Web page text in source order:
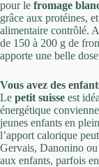
pour le fromage
grâce aux protéines,
alimentaire contrôlé.
de 150 à 200 g de
apporte une belle
Vous avez des
Le petit suisse est
énergétique
jeunes enfants en
l’apport calorique
Gervais, Danonino ou
aux enfants, parfois